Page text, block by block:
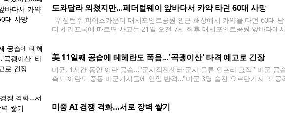
도와달라 외쳤지만…페더럴웨이 앞바다서 카약 타던 60대 사망
워싱턴주 피어스카운티 대시포인트공원 인근 해상에서 카약을 타던 60대
티 셰리프국에 따르면 사고는 21일 오전 7시 직후 대시포인트공원 앞바다에
美 11일째 공습에 테헤란도 폭음…'곡괭이산' 타격 예고로 긴장
미군, 1시간 동안 이란 공습…"군사작전센터·군사 물류 인프라 표적" 미군
측도 이란도 중동 미군기지들에 연일 반격…"미군 3명 숨진 요르단기지 또
미중 AI 경쟁 격화…서로 장벽 쌓기